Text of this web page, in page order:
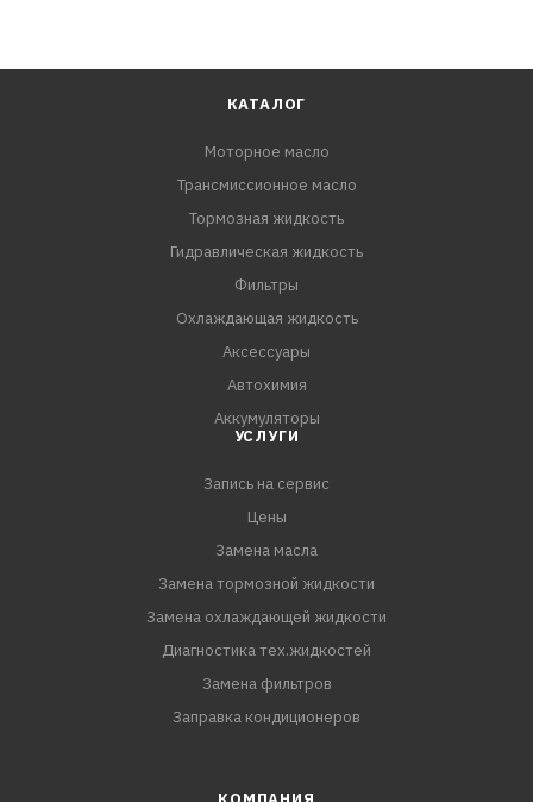
КАТАЛОГ
Моторное масло
Трансмиссионное масло
Тормозная жидкость
Гидравлическая жидкость
Фильтры
Охлаждающая жидкость
Аксессуары
Автохимия
Аккумуляторы
УСЛУГИ
Запись на сервис
Цены
Замена масла
Замена тормозной жидкости
Замена охлаждающей жидкости
Диагностика тех.жидкостей
Замена фильтров
Заправка кондиционеров